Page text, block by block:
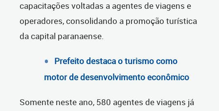
capacitações voltadas a agentes de viagens e
operadores, consolidando a promoção turística
da capital paranaense.
Prefeito destaca o turismo como
motor de desenvolvimento econômico
Somente neste ano, 580 agentes de viagens já